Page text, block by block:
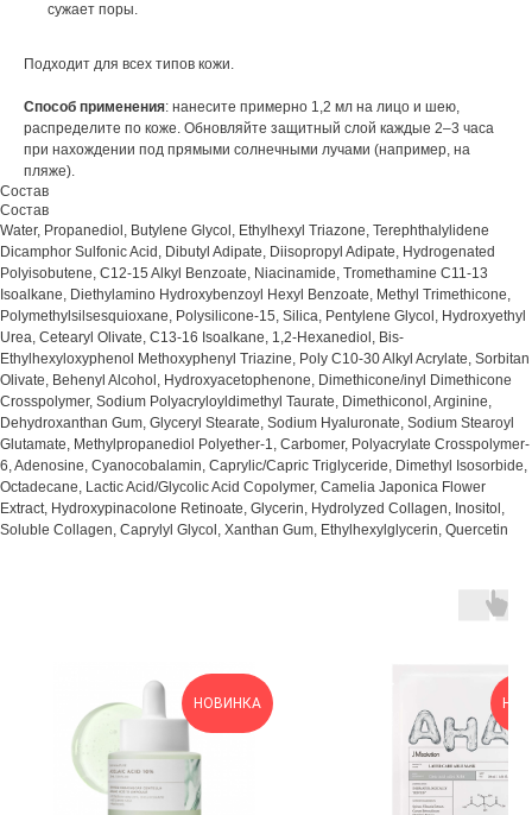
сужает поры.
Подходит для всех типов кожи.
Способ применения: нанесите примерно 1,2 мл на лицо и шею,
распределите по коже. Обновляйте защитный слой каждые 2–3 часа
при нахождении под прямыми солнечными лучами (например, на
пляже).
Состав
Состав
Water, Propanediol, Butylene Glycol, Ethylhexyl Triazone, Terephthalylidene
Dicamphor Sulfonic Acid, Dibutyl Adipate, Diisopropyl Adipate, Hydrogenated
Polyisobutene, C12-15 Alkyl Benzoate, Niacinamide, Tromethamine C11-13
Isoalkane, Diethylamino Hydroxybenzoyl Hexyl Benzoate, Methyl Trimethicone,
Polymethylsilsesquioxane, Polysilicone-15, Silica, Pentylene Glycol, Hydroxyethyl
Urea, Cetearyl Olivate, C13-16 Isoalkane, 1,2-Hexanediol, Bis-
Ethylhexyloxyphenol Methoxyphenyl Triazine, Poly C10-30 Alkyl Acrylate, Sorbitan
Olivate, Behenyl Alcohol, Hydroxyacetophenone, Dimethicone/inyl Dimethicone
Crosspolymer, Sodium Polyacryloyldimethyl Taurate, Dimethiconol, Arginine,
Dehydroxanthan Gum, Glyceryl Stearate, Sodium Hyaluronate, Sodium Stearoyl
Glutamate, Methylpropanediol Polyether-1, Carbomer, Polyacrylate Crosspolymer-
6, Adenosine, Cyanocobalamin, Caprylic/Capric Triglyceride, Dimethyl Isosorbide,
Octadecane, Lactic Acid/Glycolic Acid Copolymer, Camelia Japonica Flower
Extract, Hydroxypinacolone Retinoate, Glycerin, Hydrolyzed Collagen, Inositol,
Soluble Collagen, Caprylyl Glycol, Xanthan Gum, Ethylhexylglycerin, Quercetin
НОВИНКА